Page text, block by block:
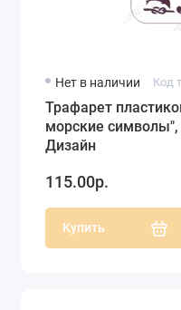
Нет в наличии Код
Трафарет
морские
Дизайн
115.00р.
Купить